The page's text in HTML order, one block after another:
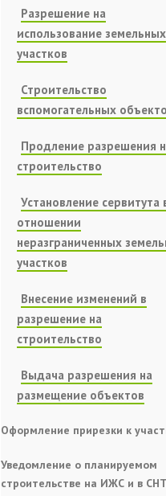
Разрешение на
использование земельных
участков
Строительство
вспомогательных
Продление разрешения
строительство
Установление сервитута
отношении
неразграниченных
участков
Внесение изменений в
разрешение на
строительство
Выдача разрешения на
размещение объектов
Оформление прирезки к
Уведомление о планируемом
строительстве на ИЖС и в СНТ